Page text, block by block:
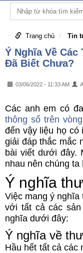
Trang chủ Tin
Ý Nghĩa Về Các
Đã Biết Chưa?
03/06/2022 - 11:33 AM
Các anh em có
thông số trên
đến vậy liệu họ
giải đáp thắc mắc
bài viết dưới đây.
nhau nên chúng
Ý nghĩa
Việc mang ý
với tất cả các
nghĩa dưới đây:
Ý nghĩa về
Hầu hết tất cả các